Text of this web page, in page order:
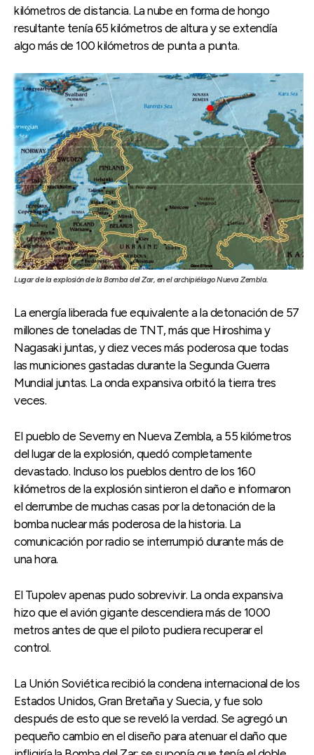
kilómetros de distancia. La nube en forma de hongo
resultante tenía 65 kilómetros de altura y se extendía
algo más de 100 kilómetros de punta a punta.
Lugar de la explosión de la Bomba del Zar, en el archipiélago Nueva Zembla.
La energía liberada fue equivalente a la detonación de 57
millones de toneladas de TNT, más que Hiroshima y
Nagasaki juntas, y diez veces más poderosa que todas
las municiones gastadas durante la Segunda Guerra
Mundial juntas. La onda expansiva orbitó la tierra tres
veces.
El pueblo de Severny en Nueva Zembla, a 55 kilómetros
del lugar de la explosión, quedó completamente
devastado. Incluso los pueblos dentro de los 160
kilómetros de la explosión sintieron el daño e informaron
el derrumbe de muchas casas por la detonación de la
bomba nuclear más poderosa de la historia. La
comunicación por radio se interrumpió durante más de
una hora.
El Tupolev apenas pudo sobrevivir. La onda expansiva
hizo que el avión gigante descendiera más de 1000
metros antes de que el piloto pudiera recuperar el
control.
La Unión Soviética recibió la condena internacional de los
Estados Unidos, Gran Bretaña y Suecia, y fue solo
después de esto que se reveló la verdad. Se agregó un
pequeño cambio en el diseño para atenuar el daño que